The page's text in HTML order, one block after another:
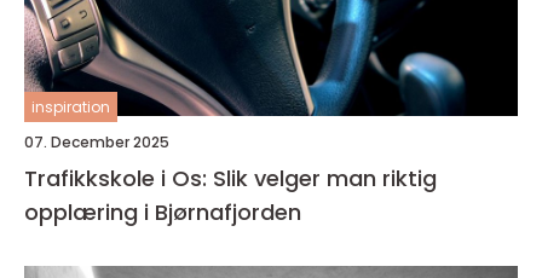
inspiration
07. December 2025
Trafikkskole i Os: Slik velger man riktig
opplæring i Bjørnafjorden